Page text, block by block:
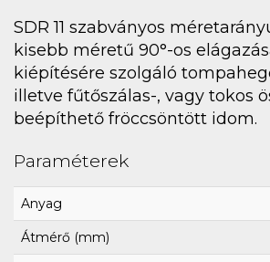
SDR 11 szabványos
kisebb méretű 90°-os
kiépítésére szolgáló
illetve fűtőszálas-, vagy tokos
beépíthető fröccsöntött idom.
Paraméterek
Anyag
Átmérő (mm)